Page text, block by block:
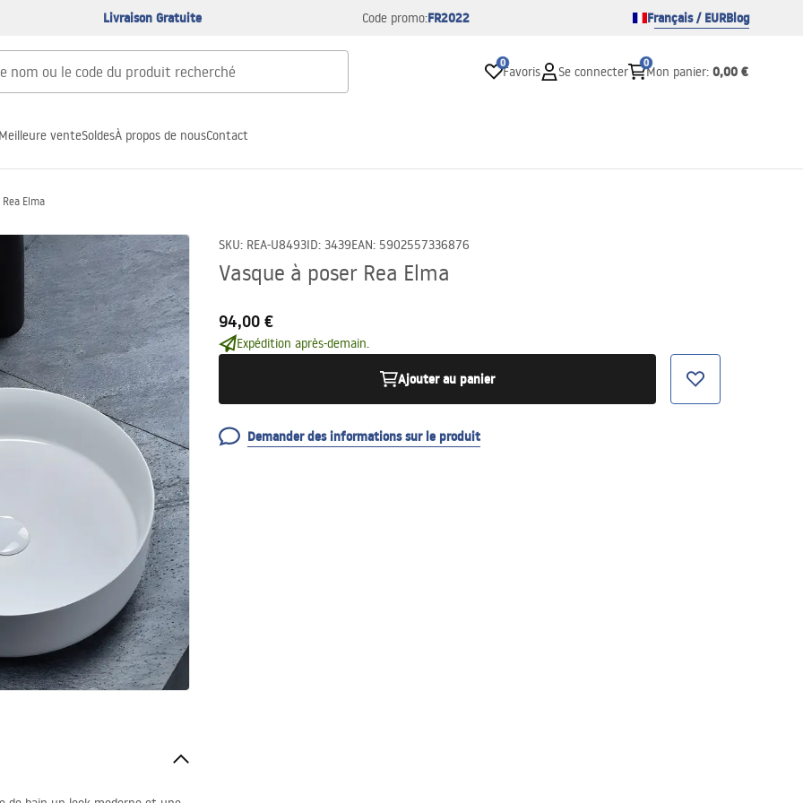
Livraison Gratuite Code promo:FR2022 Français / EURBlog
0
Favoris Se connecter
0
Mon panier: 0,00 €
Meilleure venteSoldesÀ propos de nousContact
Elma
SKU: REA-U8493ID: 3439EAN: 5902557336876
Vasque à poser Rea Elma
94,00 €
Expédition après-demain.
Ajouter au panier
Demander des informations sur le produit